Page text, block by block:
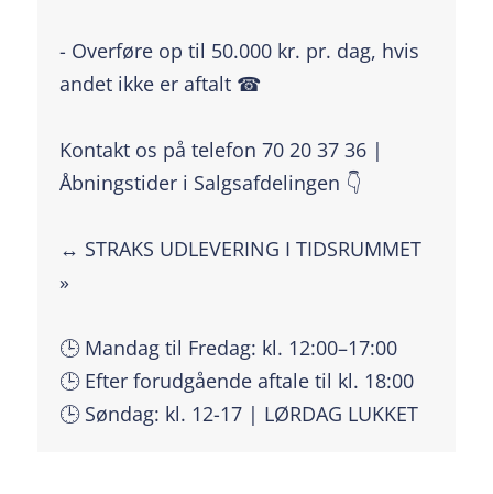
- Overføre op til 50.000 kr. pr. dag, hvis
andet ikke er aftalt ☎
Kontakt os på telefon 70 20 37 36 |
Åbningstider i Salgsafdelingen 👇
↔️ STRAKS UDLEVERING I TIDSRUMMET
»
🕒 Mandag til Fredag: kl. 12:00–17:00
🕒 Efter forudgående aftale til kl. 18:00
🕒 Søndag: kl. 12-17 | LØRDAG LUKKET